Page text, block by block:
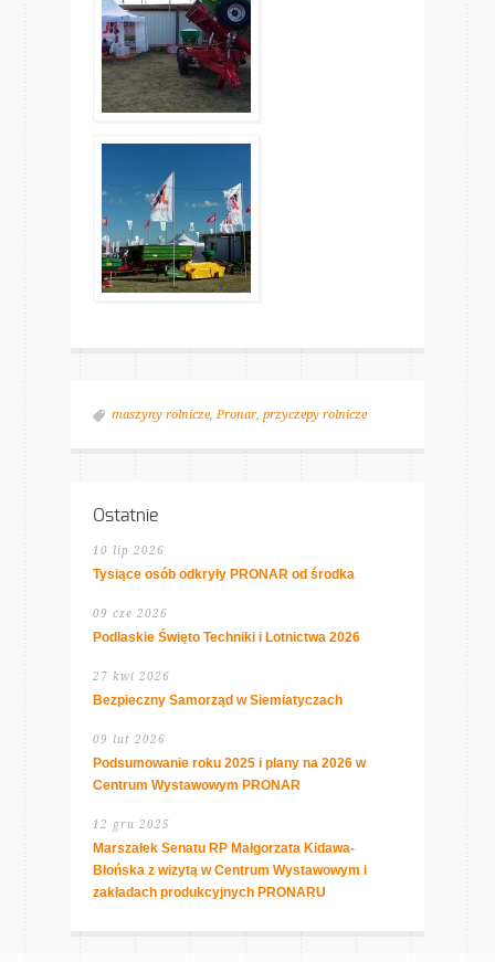
maszyny rolnicze, Pronar, przyczepy rolnicze
Ostatnie
10 lip 2026
Tysiące osób odkryły PRONAR od środka
09 cze 2026
Podlaskie Święto Techniki i Lotnictwa 2026
27 kwi 2026
Bezpieczny Samorząd w Siemiatyczach
09 lut 2026
Podsumowanie roku 2025 i plany na 2026 w
Centrum Wystawowym PRONAR
12 gru 2025
Marszałek Senatu RP Małgorzata Kidawa-
Błońska z wizytą w Centrum Wystawowym i
zakładach produkcyjnych PRONARU